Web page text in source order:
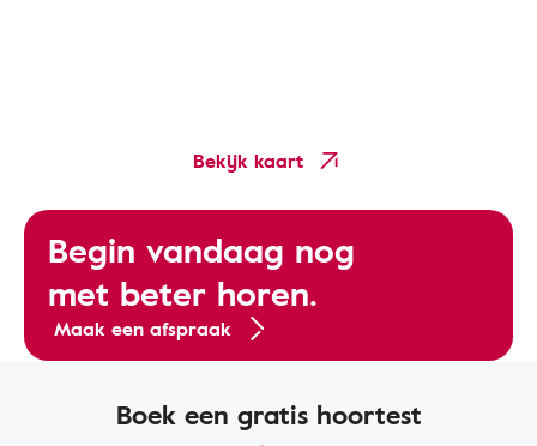
Bekijk kaart
Begin vandaag nog
met beter horen.
Maak een afspraak
Boek een gratis hoortest